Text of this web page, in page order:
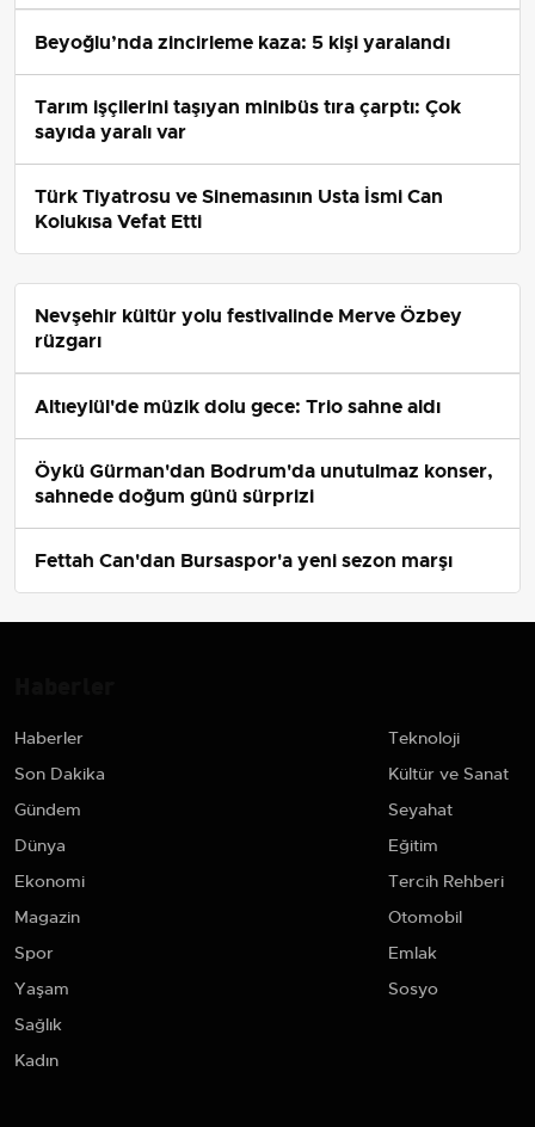
Beyoğlu’nda zincirleme kaza: 5 kişi yaralandı
Tarım işçilerini taşıyan minibüs tıra çarptı: Çok
sayıda yaralı var
Türk Tiyatrosu ve Sinemasının Usta İsmi Can
Kolukısa Vefat Etti
Nevşehir kültür yolu festivalinde Merve Özbey
rüzgarı
Altıeylül'de müzik dolu gece: Trio sahne aldı
Öykü Gürman'dan Bodrum'da unutulmaz konser,
sahnede doğum günü sürprizi
Fettah Can'dan Bursaspor'a yeni sezon marşı
Haberler
Son Dakika
Gündem
Dünya
Ekonomi
Magazin
Spor
Yaşam
Sağlık
Kadın
Teknoloji
Kültür ve Sanat
Seyahat
Eğitim
Tercih Rehberi
Otomobil
Emlak
Sosyo